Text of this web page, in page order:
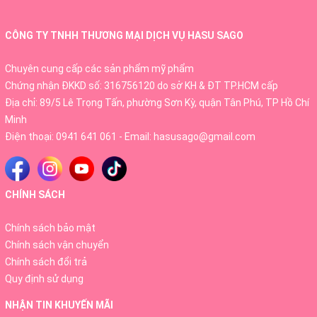
CÔNG TY TNHH THƯƠNG MẠI DỊCH VỤ HASU SAGO
Chuyên cung cấp các sản phẩm mỹ phẩm
Chứng nhận ĐKKD số: 316756120 do sở KH & ĐT TP.HCM cấp
Địa chỉ: 89/5 Lê Trọng Tấn, phường Sơn Kỳ, quận Tân Phú, TP Hồ Chí
Minh
Điện thoại: 0941 641 061 - Email: hasusago@gmail.com
CHÍNH SÁCH
Chính sách bảo mật
Chính sách vận chuyển
Chính sách đổi trả
Quy định sử dụng
NHẬN TIN KHUYẾN MÃI